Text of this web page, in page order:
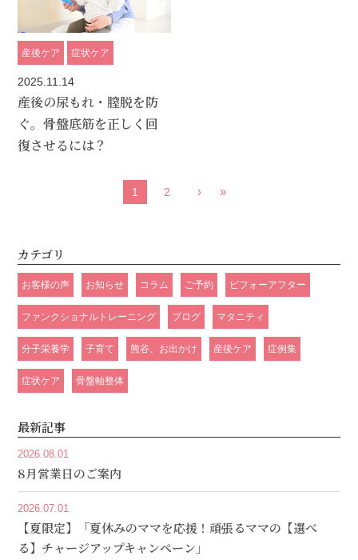
産後ケア 症状ケア
2025.11.14
産後の尿もれ・膣脱を防
ぐ。骨盤底筋を正しく回
復させるには？
1 2 › »
カテゴリ
お客様の声 お知らせ コラム ご予約 ビフォーアフター
ファンクショナルトレーニング ブログ マタニティ
分子栄養学 子育て 熊谷、お出かけ 産後ケア 症例集
症状ケア 骨盤軸整体
最新記事
2026.08.01
8月営業日のご案内
2026.07.01
【夏限定】「夏休みのママを応援！頑張るママの【選べ
る】チャージアップキャンペーン」